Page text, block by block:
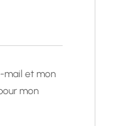
mail et mon
mon